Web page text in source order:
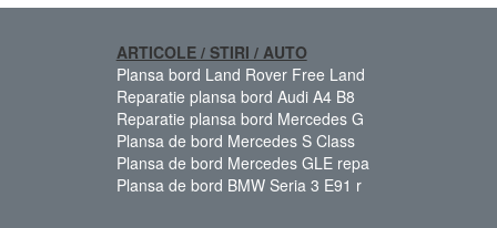
ARTICOLE / STIRI / AUTO
Plansa bord Land Rover Free Land
Reparatie plansa bord Audi A4 B8
Reparatie plansa bord Mercedes G
Plansa de bord Mercedes S Class
Plansa de bord Mercedes GLE repa
Plansa de bord BMW Seria 3 E91 r